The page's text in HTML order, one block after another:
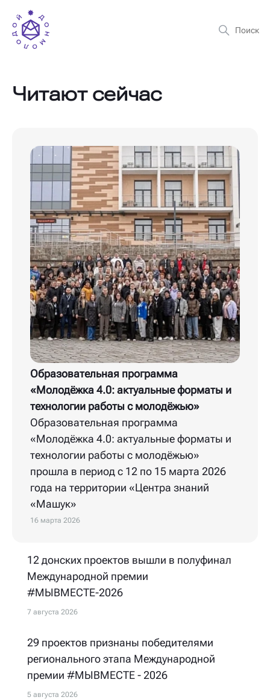
Читают сейчас
Образовательная программа
«Молодёжка 4.0: актуальные форматы и
технологии работы с молодёжью»
Образовательная программа
«Молодёжка 4.0: актуальные форматы и
технологии работы с молодёжью»
прошла в период с 12 по 15 марта 2026
года на территории «Центра знаний
«Машук»
16 марта 2026
12 донских проектов вышли в полуфинал
Международной премии
#МЫВМЕСТЕ-2026
7 августа 2026
29 проектов признаны победителями
регионального этапа Международной
премии #МЫВМЕСТЕ - 2026
5 августа 2026